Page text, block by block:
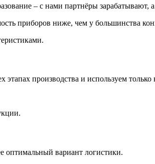
– с нами партнёры зарабатывают,
приборов ниже, чем у большинства
производства и используем
оптимальный вариант логистики.